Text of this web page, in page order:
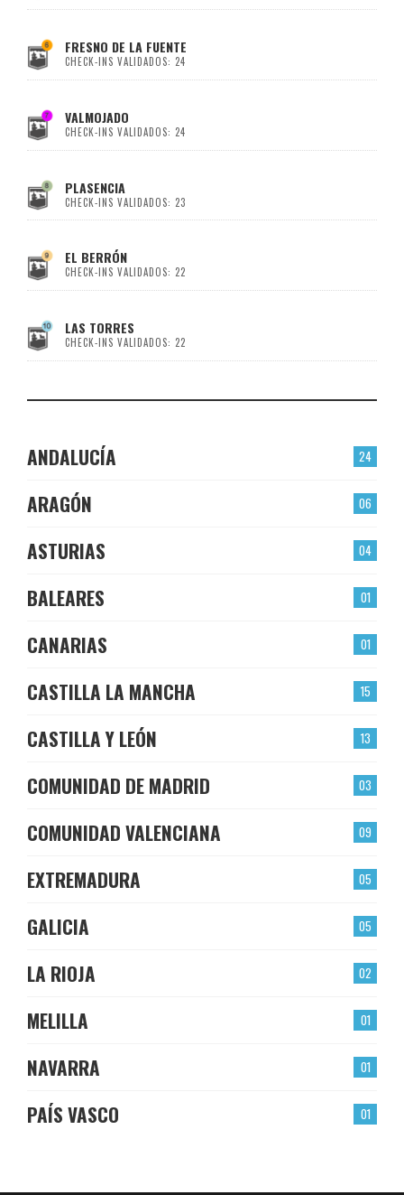
FRESNO DE LA FUENTE
CHECK-INS VALIDADOS: 24
VALMOJADO
CHECK-INS VALIDADOS: 24
PLASENCIA
CHECK-INS VALIDADOS: 23
EL BERRÓN
CHECK-INS VALIDADOS: 22
LAS TORRES
CHECK-INS VALIDADOS: 22
24
ANDALUCÍA
06
ARAGÓN
04
ASTURIAS
01
BALEARES
01
CANARIAS
15
CASTILLA LA MANCHA
13
CASTILLA Y LEÓN
03
COMUNIDAD DE MADRID
09
COMUNIDAD VALENCIANA
05
EXTREMADURA
05
GALICIA
02
LA RIOJA
01
MELILLA
01
NAVARRA
01
PAÍS VASCO